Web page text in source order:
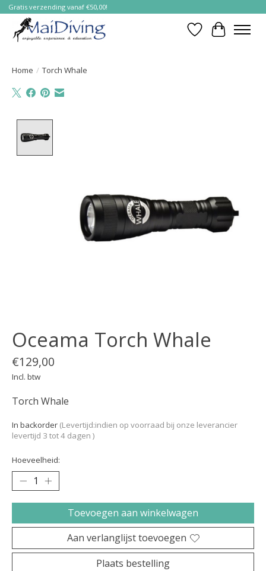
Gratis verzending vanaf €50,00!
Verlanglijst
Home / Torch Whale
Oceama Torch Whale
€129,00
Incl. btw
Torch Whale
In backorder (Levertijd:indien op voorraad bij onze leverancier
levertijd 3 tot 4 dagen )
Hoeveelheid:
Toevoegen aan winkelwagen
Aan verlanglijst toevoegen
Plaats bestelling